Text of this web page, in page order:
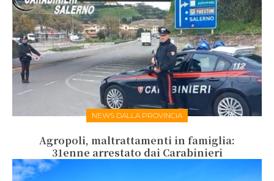
NEWS DALLA PROVINCIA
Agropoli, maltrattamenti in famiglia:
31enne arrestato dai Carabinieri